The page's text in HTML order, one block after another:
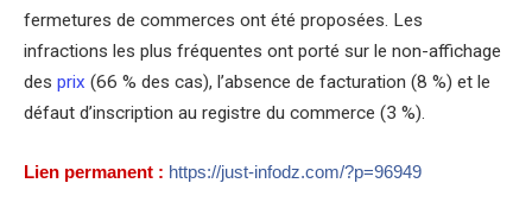
fermetures de commerces ont été proposées. Les
infractions les plus fréquentes ont porté sur le non-affichage
des prix (66 % des cas), l’absence de facturation (8 %) et le
défaut d’inscription au registre du commerce (3 %).
Lien permanent : https://just-infodz.com/?p=96949